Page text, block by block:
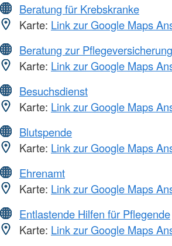
Beratung für Krebskranke
Karte: Link zur Google Maps
Beratung zur Pflegeversicherung
Karte: Link zur Google Maps
Besuchsdienst
Karte: Link zur Google Maps
Blutspende
Karte: Link zur Google Maps
Ehrenamt
Karte: Link zur Google Maps
Entlastende Hilfen für Pflegende
Karte: Link zur Google Maps